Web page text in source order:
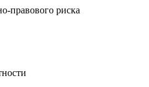
правового риска